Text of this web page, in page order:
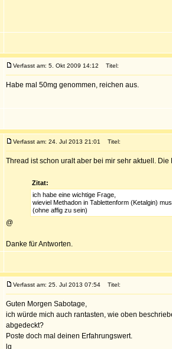
Verfasst am: 5. Okt 2009 14:12 Titel:
Habe mal 50mg genommen, reichen aus.
Verfasst am: 24. Jul 2013 21:01 Titel:
Thread ist schon uralt aber bei mir sehr aktuell.
Zitat:
ich habe eine wichtige Frage,
wieviel Methadon in Tablettenform (Ketalgin)
(ohne affig zu sein)
@
Danke für Antworten.
Verfasst am: 25. Jul 2013 07:54 Titel:
Guten Morgen Sabotage,
ich würde mich auch rantasten, wie oben
abgedeckt?
Poste doch mal deinen Erfahrungswert.
lg